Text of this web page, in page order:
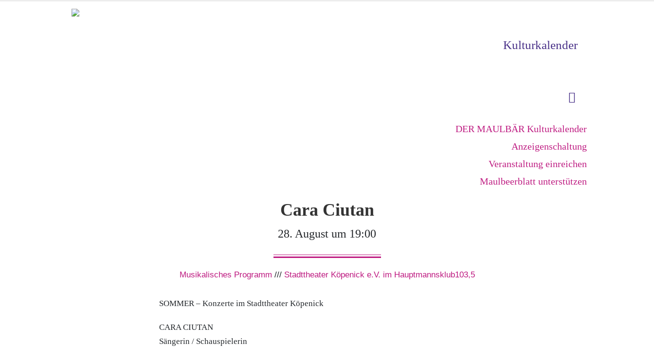
Kulturkalender
DER MAULBÄR Kulturkalender
Anzeigenschaltung
Veranstaltung einreichen
Maulbeerblatt unterstützen
Cara Ciutan
28. August um 19:00
Musikalisches Programm /// Stadttheater Köpenick e.V. im Hauptmannsklub103,5
SOMMER – Konzerte im Stadttheater Köpenick
CARA CIUTAN
Sängerin / Schauspielerin